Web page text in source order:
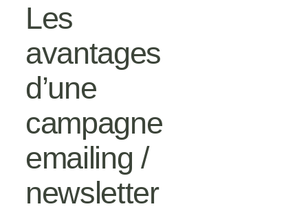
Les
avantages
d’une
campagne
emailing /
newsletter